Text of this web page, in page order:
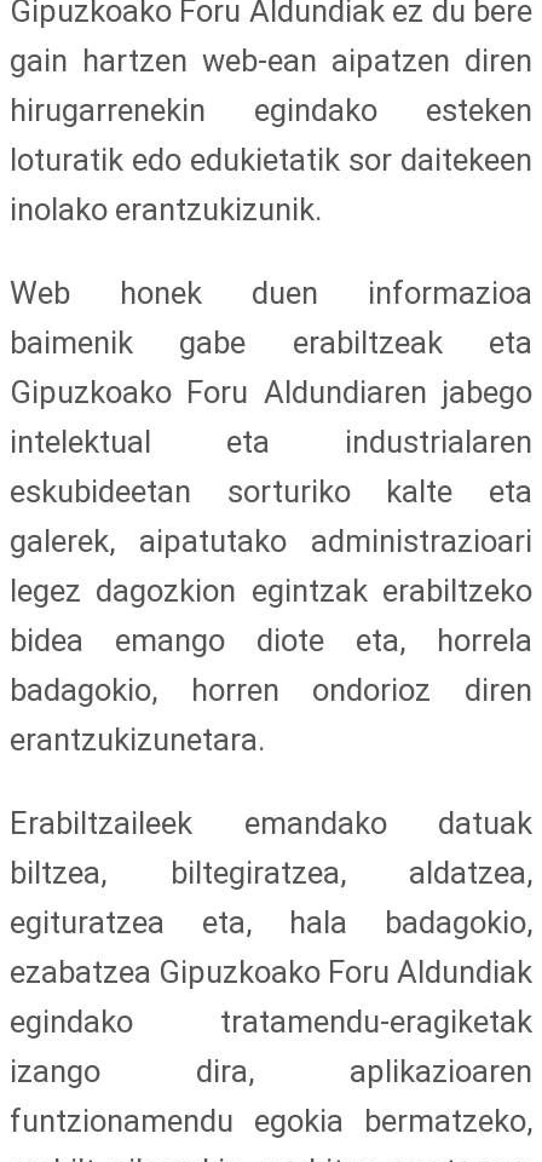
Gipuzkoako Foru Aldundiak ez du bere
gain hartzen web-ean aipatzen diren
hirugarrenekin egindako esteken
loturatik edo edukietatik sor daitekeen
inolako erantzukizunik.
Web honek duen informazioa
baimenik gabe erabiltzeak eta
Gipuzkoako Foru Aldundiaren jabego
intelektual eta industrialaren
eskubideetan sorturiko kalte eta
galerek, aipatutako administrazioari
legez dagozkion egintzak erabiltzeko
bidea emango diote eta, horrela
badagokio, horren ondorioz diren
erantzukizunetara.
Erabiltzaileek emandako datuak
biltzea, biltegiratzea, aldatzea,
egituratzea eta, hala badagokio,
ezabatzea Gipuzkoako Foru Aldundiak
egindako tratamendu-eragiketak
izango dira, aplikazioaren
funtzionamendu egokia bermatzeko,